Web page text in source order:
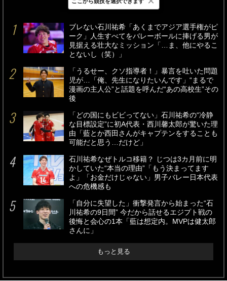
最新 24時間 週間
ブレない石川祐希「あくまでアジア選手権がピ
ーク」人生すべてをバレーボールに捧げる男が
見据える壮大なミッション「…ま、他にやるこ
とないし（笑）」
「うるせー、クソ指導者！」暴言を吐いた問題
児が…「俺、先生になりたいんです」“まるで
漫画の主人公”と話題を呼んだ“あの高校生”その
後
「どの国にもビビってない」石川祐希の“冷静
な目標設定”に初A代表・西川馨太郎が驚いた理
由「藍とか西田さんがキャプテンをすることも
可能だと思う…だけど」
石川祐希なぜトルコ移籍？ じつは3カ月前に明
かしていた“本当の理由”「もう決まってます
よ」「お金だけじゃない」男子バレー日本代表
への危機感も
「自分に失望した」衝撃発言から始まった“石
川祐希の9日間” 今だから話せるエジプト戦の
後悔と会心の1本「藍は想定内。MVPは健太郎
さんに」
もっと見る